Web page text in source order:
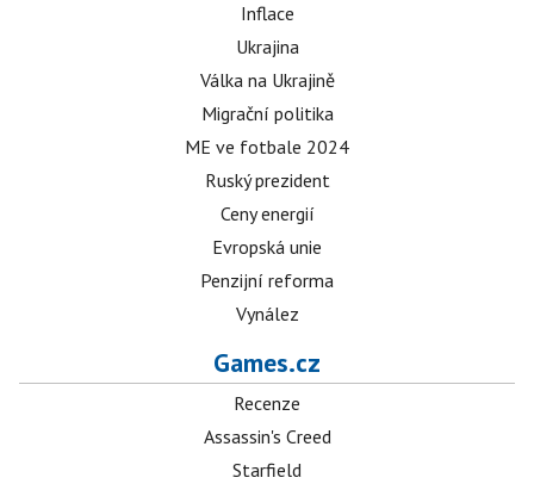
Inflace
Ukrajina
Válka na Ukrajině
Migrační politika
ME ve fotbale 2024
Ruský prezident
Ceny energií
Evropská unie
Penzijní reforma
Vynález
Games.cz
Recenze
Assassin's Creed
Starfield